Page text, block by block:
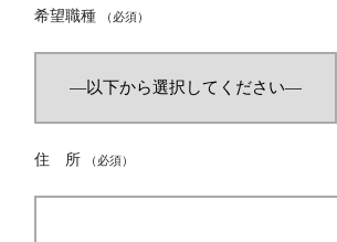
希望職種 （必須）
住 所 （必須）